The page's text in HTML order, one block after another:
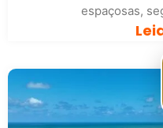
espaçosas,